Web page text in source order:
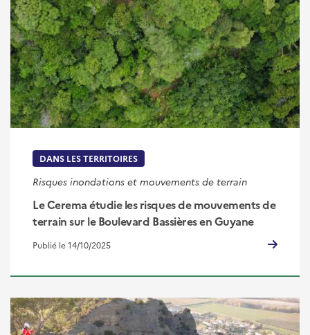
DANS LES TERRITOIRES
Risques inondations et mouvements de terrain
Le Cerema étudie les risques de mouvements de
terrain sur le Boulevard Bassières en Guyane
Publié le 14/10/2025